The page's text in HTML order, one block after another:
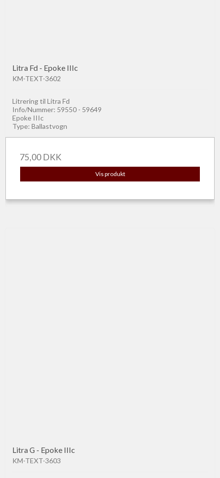
Litra Fd - Epoke IIIc
KM-TEXT-3602
Litrering til Litra Fd
Info/Nummer: 59550 - 59649
Epoke IIIc
Type: Ballastvogn
75,00 DKK
Vis produkt
Litra G - Epoke IIIc
KM-TEXT-3603